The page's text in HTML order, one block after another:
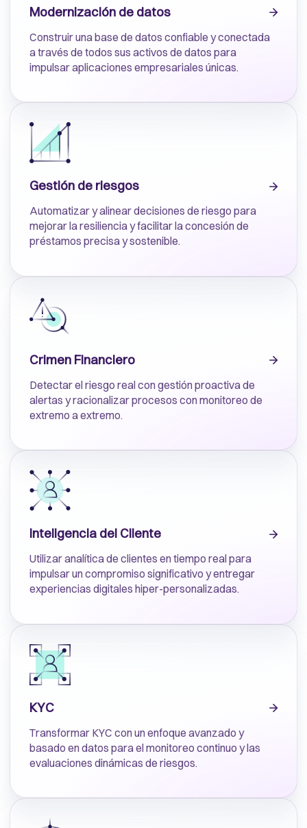
Modernización de datos
Construir una base de datos confiable y conectada
a través de todos sus activos de datos para
impulsar aplicaciones empresariales únicas.
Gestión de riesgos
Automatizar y alinear decisiones de riesgo para
mejorar la resiliencia y facilitar la concesión de
préstamos precisa y sostenible.
Crimen Financiero
Detectar el riesgo real con gestión proactiva de
alertas y racionalizar procesos con monitoreo de
extremo a extremo.
Inteligencia del Cliente
Utilizar analítica de clientes en tiempo real para
impulsar un compromiso significativo y entregar
experiencias digitales hiper-personalizadas.
KYC
Transformar KYC con un enfoque avanzado y
basado en datos para el monitoreo continuo y las
evaluaciones dinámicas de riesgos.